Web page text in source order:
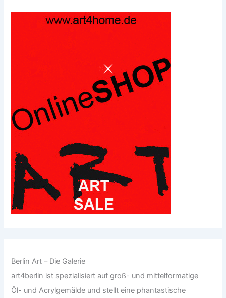
Berlin Art – Die Galerie
art4berlin ist spezialisiert auf groß- und mittelformatige
Öl- und Acrylgemälde und stellt eine phantastische